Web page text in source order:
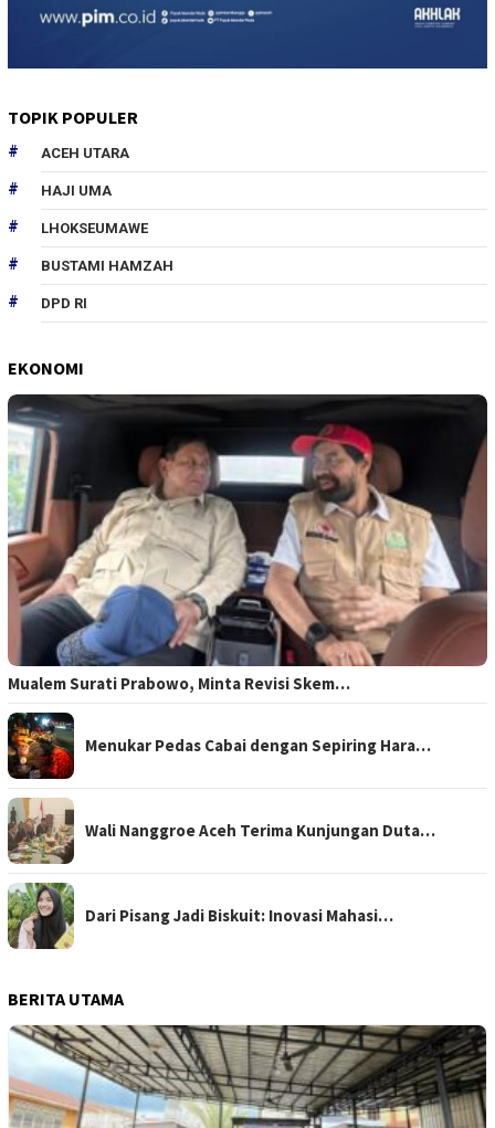
TOPIK POPULER
ACEH UTARA
HAJI UMA
LHOKSEUMAWE
BUSTAMI HAMZAH
DPD RI
EKONOMI
Mualem Surati Prabowo, Minta Revisi Skem…
Menukar Pedas Cabai dengan Sepiring Hara…
Wali Nanggroe Aceh Terima Kunjungan Duta…
Dari Pisang Jadi Biskuit: Inovasi Mahasi…
BERITA UTAMA